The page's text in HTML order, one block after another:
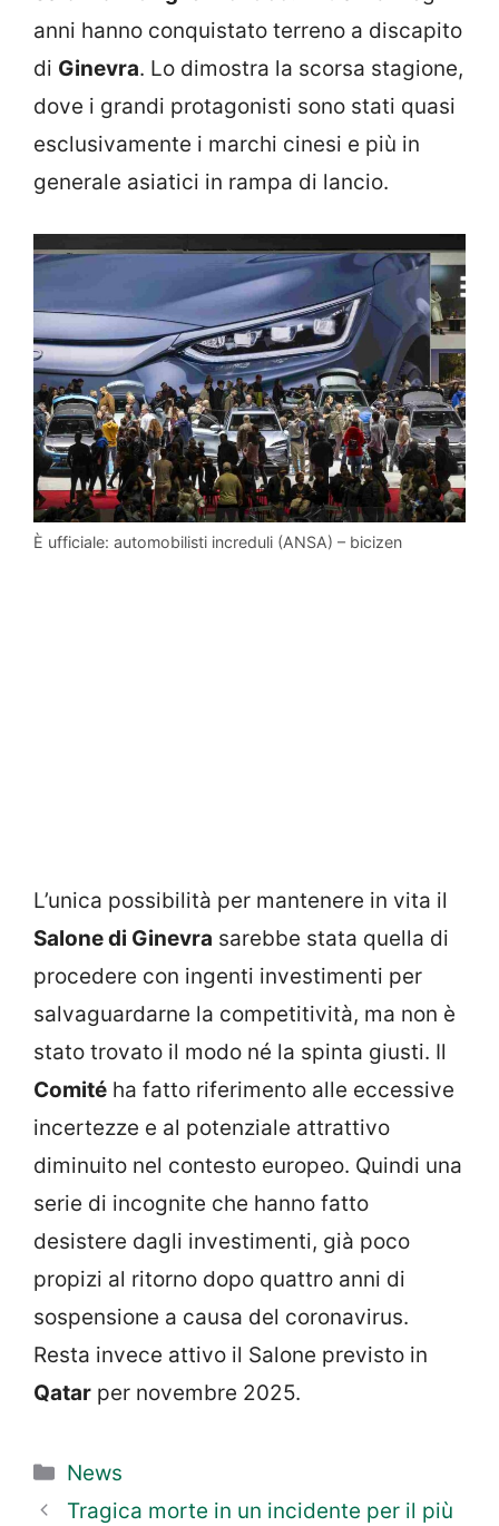
anni hanno conquistato terreno a discapito
di Ginevra. Lo dimostra la scorsa stagione,
dove i grandi protagonisti sono stati quasi
esclusivamente i marchi cinesi e più in
generale asiatici in rampa di lancio.
È ufficiale: automobilisti increduli (ANSA) – bicizen
L’unica possibilità per mantenere in vita il
Salone di Ginevra sarebbe stata quella di
procedere con ingenti investimenti per
salvaguardarne la competitività, ma non è
stato trovato il modo né la spinta giusti. Il
Comité ha fatto riferimento alle eccessive
incertezze e al potenziale attrattivo
diminuito nel contesto europeo. Quindi una
serie di incognite che hanno fatto
desistere dagli investimenti, già poco
propizi al ritorno dopo quattro anni di
sospensione a causa del coronavirus.
Resta invece attivo il Salone previsto in
Qatar per novembre 2025.
Categorie
News
Tragica morte in un incidente per il più